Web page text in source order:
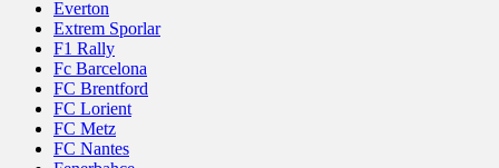
Everton
Extrem Sporlar
F1 Rally
Fc Barcelona
FC Brentford
FC Lorient
FC Metz
FC Nantes